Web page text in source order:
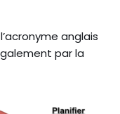
anglais
par la